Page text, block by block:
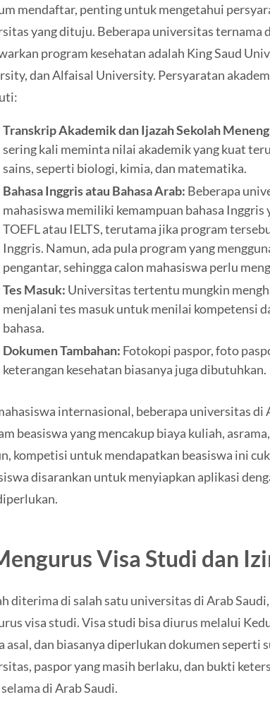
mendaftar, penting untuk mengetahui
yang dituju. Beberapa universitas ternama
program kesehatan adalah King Saud
dan Alfaisal University. Persyaratan
Transkrip Akademik dan Ijazah Sekolah
sering kali meminta nilai akademik yang kuat
sains, seperti biologi, kimia, dan matematika.
Bahasa Inggris atau Bahasa Arab: Beberapa
mahasiswa memiliki kemampuan bahasa
TOEFL atau IELTS, terutama jika program
Inggris. Namun, ada pula program yang
pengantar, sehingga calon mahasiswa perlu
Tes Masuk: Universitas tertentu mungkin
menjalani tes masuk untuk menilai kompetensi
bahasa.
Dokumen Tambahan: Fotokopi paspor, foto
keterangan kesehatan biasanya juga dibutuhkan.
internasional, beberapa universitas di
beasiswa yang mencakup biaya kuliah,
kompetisi untuk mendapatkan beasiswa ini
disarankan untuk menyiapkan aplikasi
Visa Studi dan
diterima di salah satu universitas di Arab
visa studi. Visa studi bisa diurus melalui
asal, dan biasanya diperlukan dokumen seperti
paspor yang masih berlaku, dan bukti
di Arab Saudi.